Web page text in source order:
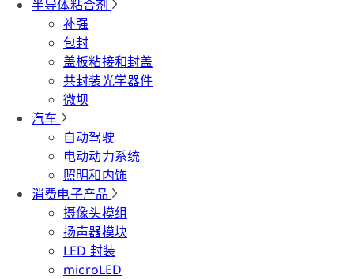
半导体粘合剂
补强
包封
盖板粘接和封盖
共封装光学器件
微坝
汽车
自动驾驶
电动动力系统
照明和内饰
消费电子产品
摄像头模组
扬声器模块
LED 封装
microLED